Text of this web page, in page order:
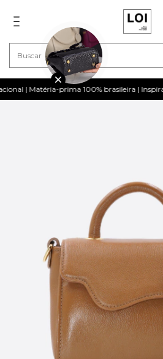
| Matéria-prima 100% brasileira |